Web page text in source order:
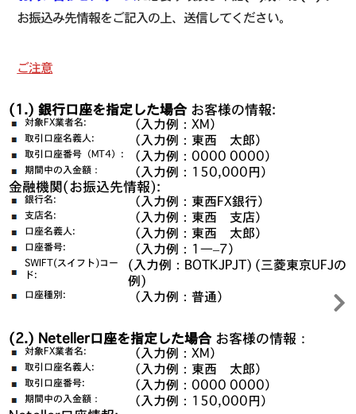
お振込み先情報をご記入の上、送信してください。
ご注意
(1.) 銀行口座を指定した場合お客様の情報:
対象FX業者名: （入力例：XM）
取引口座名義人: （入力例：東西 太郎）
取引口座番号（MT4）: （入力例：0000 0000）
期間中の入金額： （入力例：150,000円）
金融機関(お振込先情報):
銀行名: （入力例：東西FX銀行）
支店名: （入力例：東西 支店）
口座名義人: （入力例：東西 太郎）
口座番号: （入力例：1—–7）
SWIFT(スイフト)コー
ド:
(入力例：BOTKJPJT) (三菱東京UFJの
例)
口座種別: （入力例：普通）
(2.) Neteller口座を指定した場合お客様の情報：
対象FX業者名: （入力例：XM）
取引口座名義人: （入力例：東西 太郎）
取引口座番号: （入力例：0000 0000）
期間中の入金額： （入力例：150,000円）